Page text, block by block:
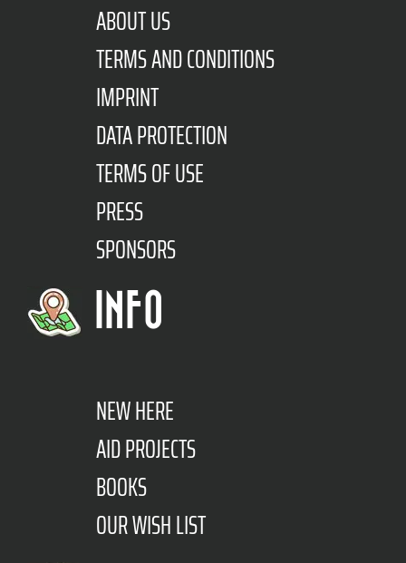
ABOUT US
TERMS AND CONDITIONS
IMPRINT
DATA PROTECTION
TERMS OF USE
PRESS
SPONSORS
INFO
NEW HERE
AID PROJECTS
BOOKS
OUR WISH LIST